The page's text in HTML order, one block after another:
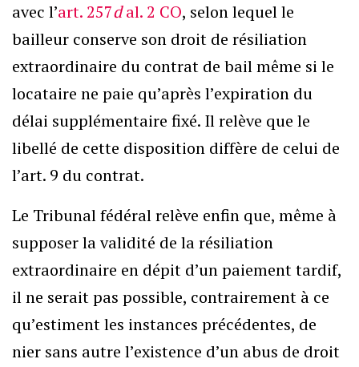
avec l’art. 257dal. 2 CO, selon lequel le
bailleur conserve son droit de résiliation
extraordinaire du contrat de bail même si le
locataire ne paie qu’après l’expiration du
délai supplémentaire fixé. Il relève que le
libellé de cette disposition diffère de celui de
l’art. 9 du contrat.
Le Tribunal fédéral relève enfin que, même à
supposer la validité de la résiliation
extraordinaire en dépit d’un paiement tardif,
il ne serait pas possible, contrairement à ce
qu’estiment les instances précédentes, de
nier sans autre l’existence d’un abus de droit